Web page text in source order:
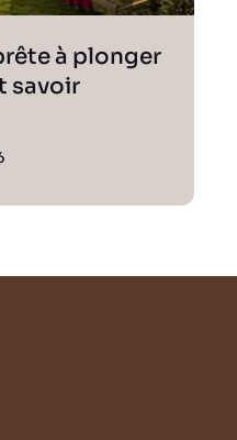
à plonger
savoir